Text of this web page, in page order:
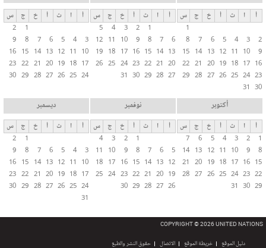
أ ا ث أ خ ج
س
1
2
3
4
5
6
7
8
9
10
11
12
13
14
15
16
17
18
19
20
21
22
23
24
25
26
27
28
29
30
31
أ ا ث أ خ ج
س
1
2
3
4
5
6
7
8
9
10
11
12
13
14
15
16
17
18
19
20
21
22
23
24
25
26
27
28
29
30
31
أ ا ث أ خ ج
س
1
2
3
4
5
6
7
8
9
10
11
12
13
14
15
16
17
18
19
20
21
22
23
24
25
26
27
28
29
30
أكتوبر
أ ا ث أ خ ج
س
1
2
3
4
5
6
7
8
9
10
11
12
13
14
15
16
17
18
19
20
21
22
23
24
25
26
27
28
29
30
31
نوفمبر
أ ا ث أ خ ج
س
1
2
3
4
5
6
7
8
9
10
11
12
13
14
15
16
17
18
19
20
21
22
23
24
25
26
27
28
29
30
ديسمبر
أ ا ث أ خ ج
س
1
2
3
4
5
6
7
8
9
10
11
12
13
14
15
16
17
18
19
20
21
22
23
24
25
26
27
28
29
30
31
COPYRIGHT © 2026 UNITED NATIONS
دليل الموقع خريطة الموقع الاتصال حقوق النشر والطبع